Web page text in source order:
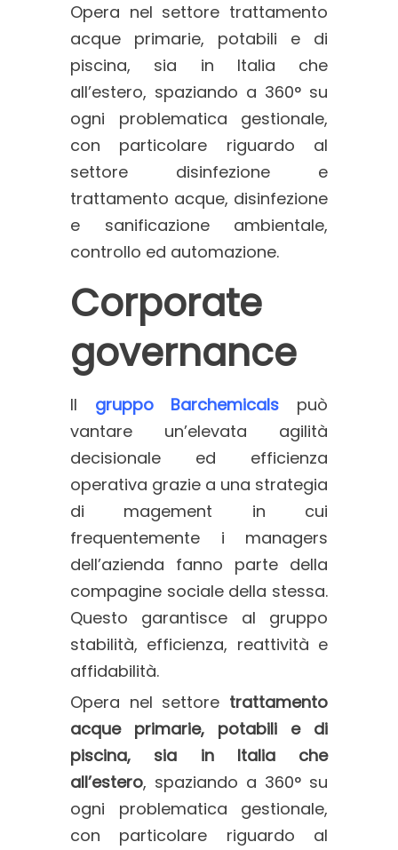
Opera nel settore trattamento
acque primarie, potabili e di
piscina, sia in Italia che
all’estero, spaziando a 360° su
ogni problematica gestionale,
con particolare riguardo al
settore disinfezione e
trattamento acque, disinfezione
e sanificazione ambientale,
controllo ed automazione.
Corporate
governance
Il gruppo Barchemicals può
vantare un’elevata agilità
decisionale ed efficienza
operativa grazie a una strategia
di magement in cui
frequentemente i managers
dell’azienda fanno parte della
compagine sociale della stessa.
Questo garantisce al gruppo
stabilità, efficienza, reattività e
affidabilità.
Opera nel settore trattamento
acque primarie, potabili e di
piscina, sia in Italia che
all’estero, spaziando a 360° su
ogni problematica gestionale,
con particolare riguardo al